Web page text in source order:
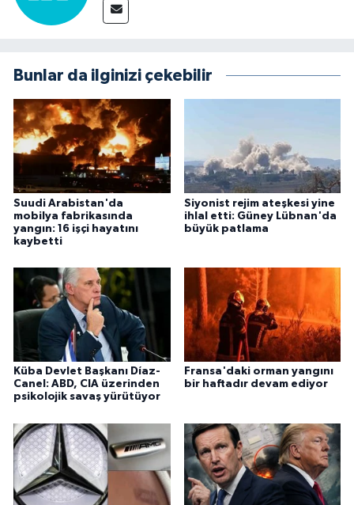
Bunlar da ilginizi çekebilir
Suudi Arabistan'da
mobilya fabrikasında
yangın: 16 işçi hayatını
kaybetti
Siyonist rejim ateşkesi yine
ihlal etti: Güney Lübnan'da
büyük patlama
Küba Devlet Başkanı Díaz-
Canel: ABD, CIA üzerinden
psikolojik savaş yürütüyor
Fransa'daki orman yangını
bir haftadır devam ediyor